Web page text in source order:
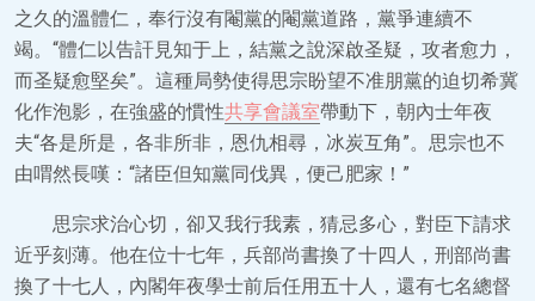
之久的溫體仁，奉行沒有閹黨的閹黨道路，黨爭連續不
竭。“體仁以告訐見知于上，結黨之說深啟圣疑，攻者愈力，
而圣疑愈堅矣”。這種局勢使得思宗盼望不准朋黨的迫切希冀
化作泡影，在強盛的慣性共享會議室帶動下，朝內士年夜
夫“各是所是，各非所非，恩仇相尋，冰炭互角”。思宗也不
由喟然長嘆：“諸臣但知黨同伐異，便己肥家！”
思宗求治心切，卻又我行我素，猜忌多心，對臣下請求
近乎刻薄。他在位十七年，兵部尚書換了十四人，刑部尚書
換了十七人，內閣年夜學士前后任用五十人，還有七名總督